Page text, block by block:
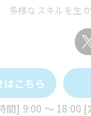
多様なスキルを生
はこちら
間] 9:00 ～ 18:00